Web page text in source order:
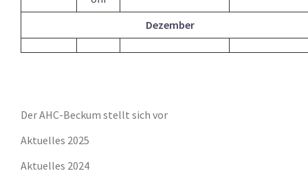
Dezember
Der AHC-Beckum stellt sich vor
Aktuelles 2025
Aktuelles 2024